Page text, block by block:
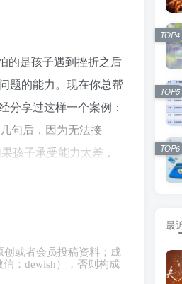
的是孩子遇到挫折之后
题的能力。现在你总帮
分享过这样一个案例：
句后，因为无法接
孩子承受能力太差，
一个引路人，让孩子
或者会员投稿资料；成
： dewish ），否则构成
TOP4
TOP5
TOP6
最